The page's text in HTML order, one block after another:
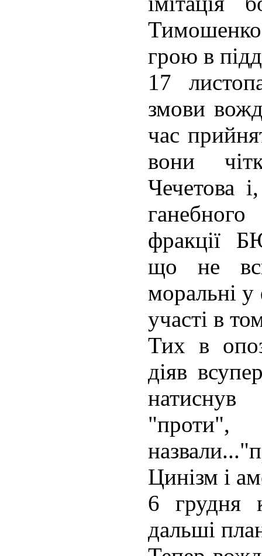
грою в
17
змови
час
вони
Чечетова
фракції
що не
моральні у
участі в
Тих в
діяв
Цинізм і
6 грудня
дальші